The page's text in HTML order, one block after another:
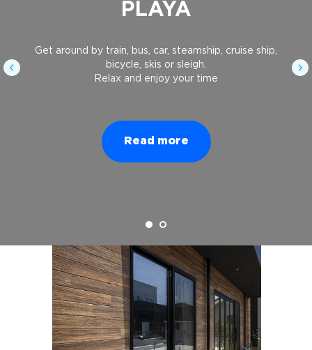
PLAYA
Get around by train, bus, car, steamship, cruise ship,
bicycle, skis or sleigh.
Relax and enjoy your time
Read more